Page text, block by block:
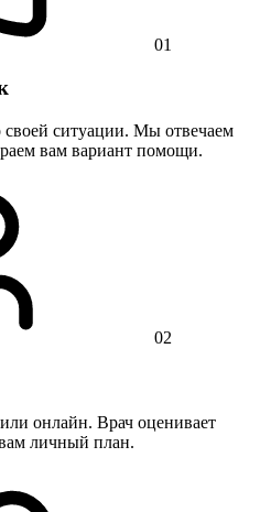
01
своей ситуации. Мы отвечаем
вам вариант помощи.
02
онлайн. Врач оценивает
личный план.